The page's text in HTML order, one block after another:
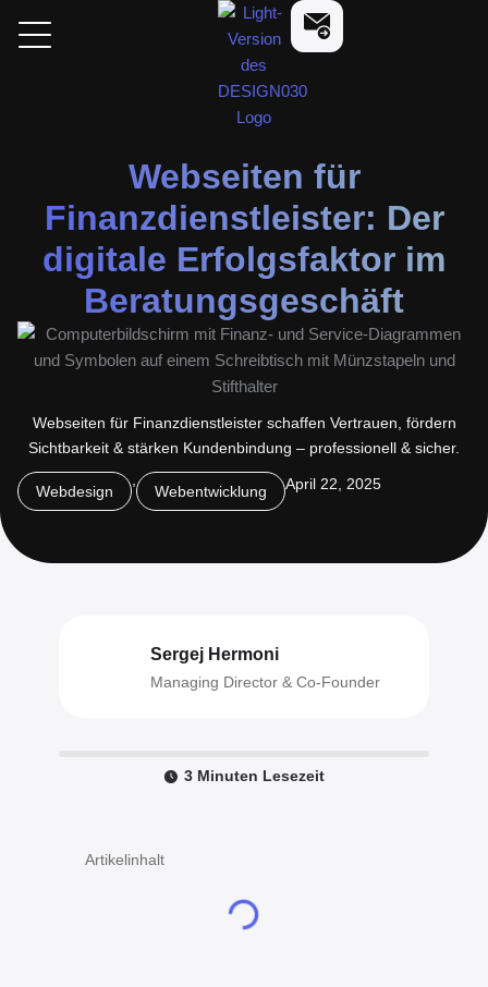
Inhalt
design030 Kostenlose Beratung
Webseiten für
Finanzdienstleister: Der
digitale Erfolgsfaktor im
Beratungsgeschäft
Webseiten für Finanzdienstleister schaffen Vertrauen, fördern
Sichtbarkeit & stärken Kundenbindung – professionell & sicher.
Webdesign Webentwicklung April 22, 2025
Sergej Hermoni
Managing Director & Co-Founder
3 Minuten Lesezeit
Artikelinhalt